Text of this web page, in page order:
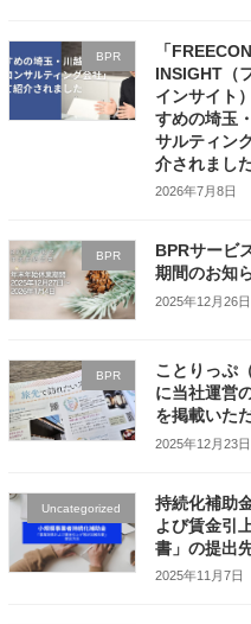
BPR
「
INSIGHT（
インサイト
すめの埼玉
サルティン
介されました
2026年7月8日
BPR
BPRサービ
期間のお知
2025年12月26日
BPR
ことりっぷ
に当社運営
を掲載いた
2025年12月23日
Uncategorized
持続化補助
よび賃金引
書」の提出
2025年11月7日